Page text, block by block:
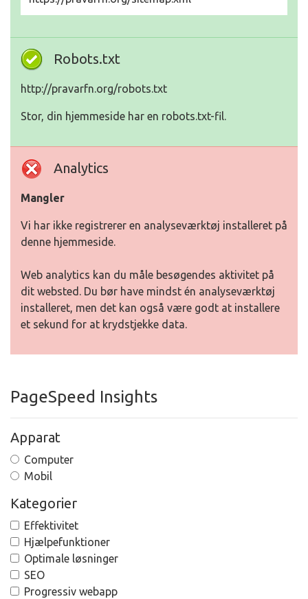
Robots.txt
http://pravarfn.org/robots.txt
Stor, din hjemmeside har en robots.txt-fil.
Analytics
Mangler
Vi har ikke registrerer en analyseværktøj installeret på
denne hjemmeside.
Web analytics kan du måle besøgendes aktivitet på
dit websted. Du bør have mindst én analyseværktøj
installeret, men det kan også være godt at installere
et sekund for at krydstjekke data.
PageSpeed Insights
Apparat
Computer
Mobil
Kategorier
Effektivitet
Hjælpefunktioner
Optimale løsninger
SEO
Progressiv webapp